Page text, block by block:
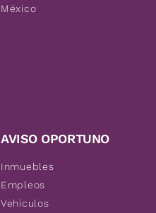
México
AVISO OPORTUNO
Inmuebles
Empleos
Vehículos